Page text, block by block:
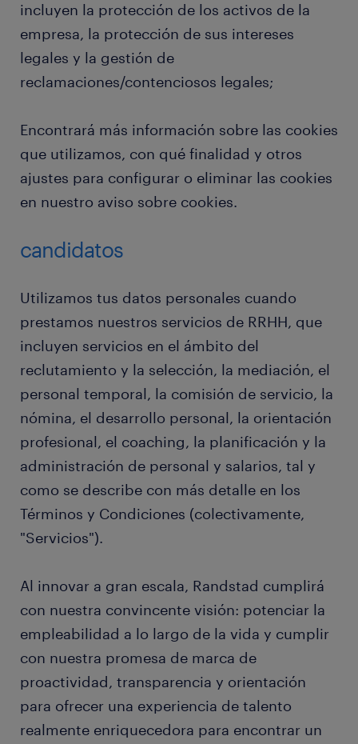
incluyen la protección de los activos de la
empresa, la protección de sus intereses
legales y la gestión de
reclamaciones/contenciosos legales;
Encontrará más información sobre las cookies
que utilizamos, con qué finalidad y otros
ajustes para configurar o eliminar las cookies
en nuestro aviso sobre cookies.
candidatos
Utilizamos tus datos personales cuando
prestamos nuestros servicios de RRHH, que
incluyen servicios en el ámbito del
reclutamiento y la selección, la mediación, el
personal temporal, la comisión de servicio, la
nómina, el desarrollo personal, la orientación
profesional, el coaching, la planificación y la
administración de personal y salarios, tal y
como se describe con más detalle en los
Términos y Condiciones (colectivamente,
"Servicios").
Al innovar a gran escala, Randstad cumplirá
con nuestra convincente visión: potenciar la
empleabilidad a lo largo de la vida y cumplir
con nuestra promesa de marca de
proactividad, transparencia y orientación
para ofrecer una experiencia de talento
realmente enriquecedora para encontrar un